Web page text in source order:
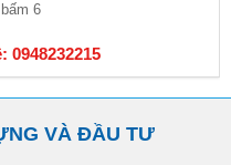
6
0948232215
VÀ ĐẦU TƯ